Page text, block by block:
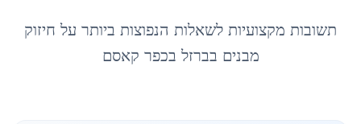
תשובות מקצועיות לשאלות הנפוצות ביותר על חיזוק
מבנים בברזל בכפר קאסם